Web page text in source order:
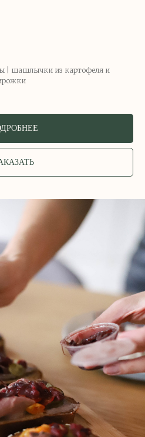
| шашлычки из картофеля и